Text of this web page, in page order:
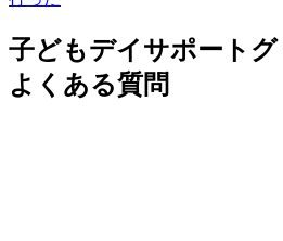
子どもデイサポートグ
よくある質問